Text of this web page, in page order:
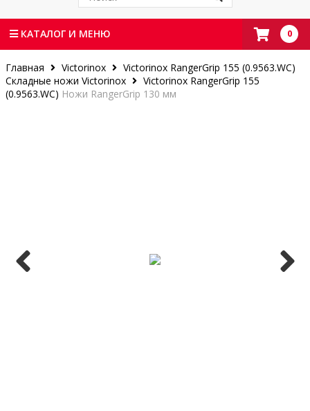
КАТАЛОГ И МЕНЮ 0
Главная Victorinox
Victorinox RangerGrip 155 (0.9563.WC)
Складные ножи Victorinox
Victorinox RangerGrip 155
(0.9563.WC) Ножи RangerGrip 130 мм